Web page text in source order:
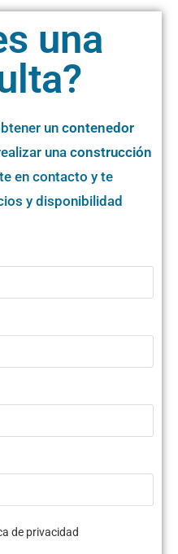
una
un contenedor
una construcción
en contacto y te
y disponibilidad
de privacidad